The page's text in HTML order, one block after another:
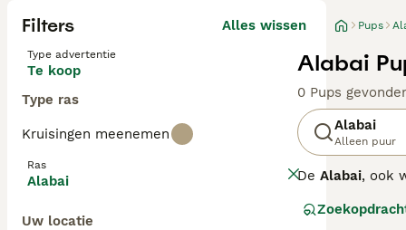
Filters Alles wissen
Type advertentie
Te koop
Type ras
Kruisingen meenemen
Ras
Alabai
Uw locatie
Pups
Alabai
0 Pups
Alabai
Alleen puur
De Alabai, ook
Turkmenistan